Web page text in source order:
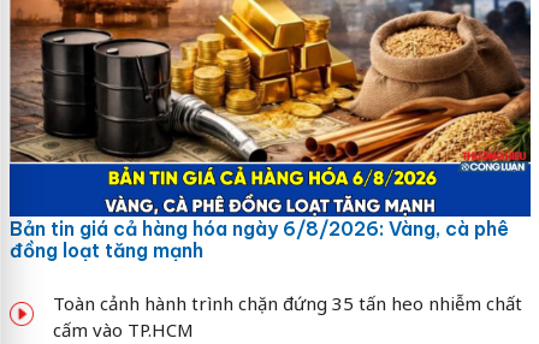
Bản tin giá cả hàng hóa ngày 6/8/2026: Vàng, cà phê
đồng loạt tăng mạnh
Toàn cảnh hành trình chặn đứng 35 tấn heo nhiễm chất
cấm vào TP.HCM